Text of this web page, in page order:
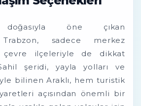
doğasıyla öne çıkan
sadece merkez
çevre ilçeleriyle de dikkat
şeridi, yayla yolları ve
bilinen Araklı, hem turistik
açısından önemli bir